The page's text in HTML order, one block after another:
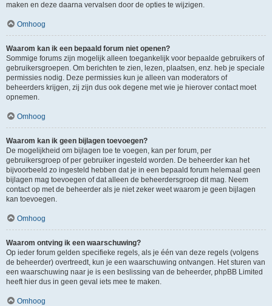
maken en deze daarna vervalsen door de opties te wijzigen.
Omhoog
Waarom kan ik een bepaald forum niet openen?
Sommige forums zijn mogelijk alleen toegankelijk voor bepaalde gebruikers of
gebruikersgroepen. Om berichten te zien, lezen, plaatsen, enz. heb je speciale
permissies nodig. Deze permissies kun je alleen van moderators of
beheerders krijgen, zij zijn dus ook degene met wie je hierover contact moet
opnemen.
Omhoog
Waarom kan ik geen bijlagen toevoegen?
De mogelijkheid om bijlagen toe te voegen, kan per forum, per
gebruikersgroep of per gebruiker ingesteld worden. De beheerder kan het
bijvoorbeeld zo ingesteld hebben dat je in een bepaald forum helemaal geen
bijlagen mag toevoegen of dat alleen de beheerdersgroep dit mag. Neem
contact op met de beheerder als je niet zeker weet waarom je geen bijlagen
kan toevoegen.
Omhoog
Waarom ontving ik een waarschuwing?
Op ieder forum gelden specifieke regels, als je één van deze regels (volgens
de beheerder) overtreedt, kun je een waarschuwing ontvangen. Het sturen van
een waarschuwing naar je is een beslissing van de beheerder, phpBB Limited
heeft hier dus in geen geval iets mee te maken.
Omhoog